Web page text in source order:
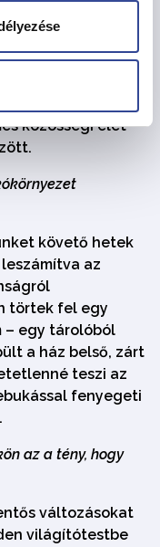
találkozás
nélkül
közösségi élet
követő hetek
az
törtek fel egy
– egy tárolóból
a ház belső, zárt
teszi az
fenyegeti
az a tény, hogy
változásokat
világítótestbe